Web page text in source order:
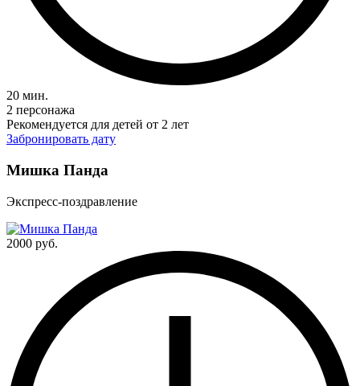
20 мин.
2 персонажа
Рекомендуется для детей от 2 лет
Забронировать дату
Мишка Панда
Экспресс-поздравление
2000 руб.